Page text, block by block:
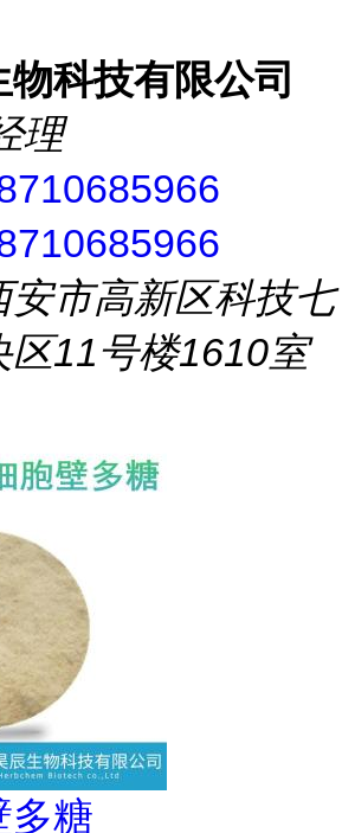
科技有限公司
理
安市高新区科技七
区11号楼1610室
多糖